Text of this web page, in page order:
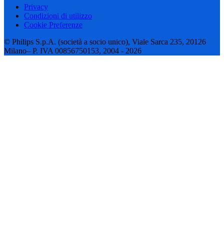
Privacy
Condizioni di utilizzo
Cookie Preferenze
© Philips S.p.A. (società a socio unico), Viale Sarca 235, 20126
Milano– P. IVA 00856750153, 2004 - 2026